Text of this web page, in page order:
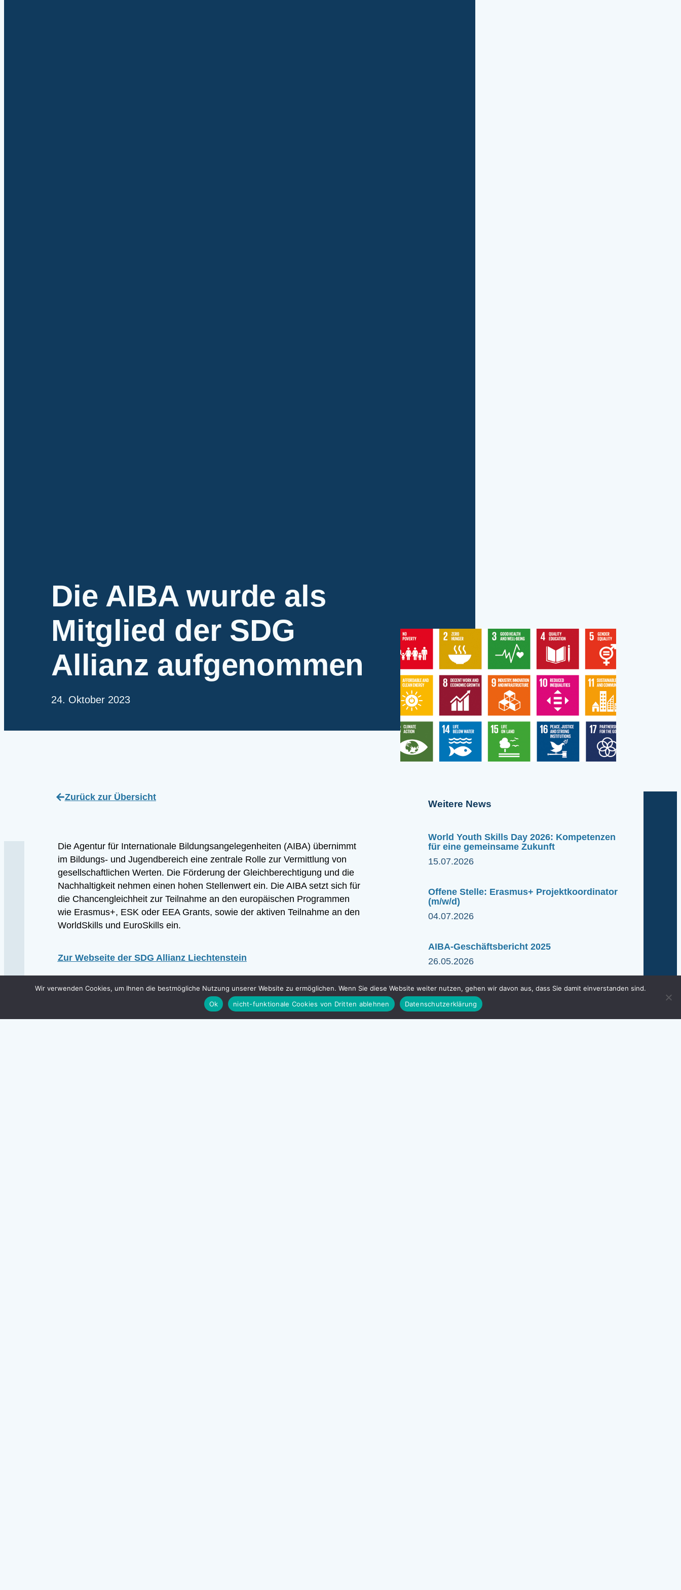
Die AIBA wurde als
Mitglied der SDG
Allianz aufgenommen
24. Oktober 2023
Zurück zur Übersicht
Die Agentur für Internationale Bildungsangelegenheiten (AIBA) übernimmt
im Bildungs- und Jugendbereich eine zentrale Rolle zur Vermittlung von
gesellschaftlichen Werten. Die Förderung der Gleichberechtigung und die
Nachhaltigkeit nehmen einen hohen Stellenwert ein. Die AIBA setzt sich für
die Chancengleichheit zur Teilnahme an den europäischen Programmen
wie Erasmus+, ESK oder EEA Grants, sowie der aktiven Teilnahme an den
WorldSkills und EuroSkills ein.
Zur Webseite der SDG Allianz Liechtenstein
Weitere News
World Youth Skills Day 2026: Kompetenzen
für eine gemeinsame Zukunft
15.07.2026
Offene Stelle: Erasmus+ Projektkoordinator
(m/w/d)
04.07.2026
AIBA-Geschäftsbericht 2025
26.05.2026
Wir verwenden Cookies, um Ihnen die bestmögliche Nutzung unserer Website zu ermöglichen. Wenn Sie diese Website weiter nutzen, gehen wir davon aus, dass Sie damit einverstanden sind.
Ok
nicht-funktionale Cookies von Dritten ablehnen Datenschutzerklärung